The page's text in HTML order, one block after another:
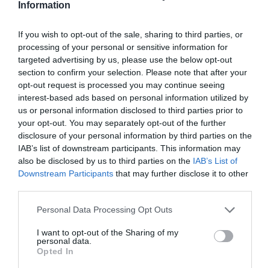
Information
If you wish to opt-out of the sale, sharing to third parties, or
processing of your personal or sensitive information for
targeted advertising by us, please use the below opt-out
section to confirm your selection. Please note that after your
opt-out request is processed you may continue seeing
interest-based ads based on personal information utilized by
us or personal information disclosed to third parties prior to
your opt-out. You may separately opt-out of the further
disclosure of your personal information by third parties on the
IAB’s list of downstream participants. This information may
also be disclosed by us to third parties on the IAB’s List of
Downstream Participants that may further disclose it to other
Personal Data Processing Opt Outs
I want to opt-out of the Sharing of my
personal data.
Opted In
Μάλι: Η ιστορία της μητέρας που
γέννησε εννιάδυμα και
επέστρεψε στο σπίτι μαζί τους 19
μήνες μετά